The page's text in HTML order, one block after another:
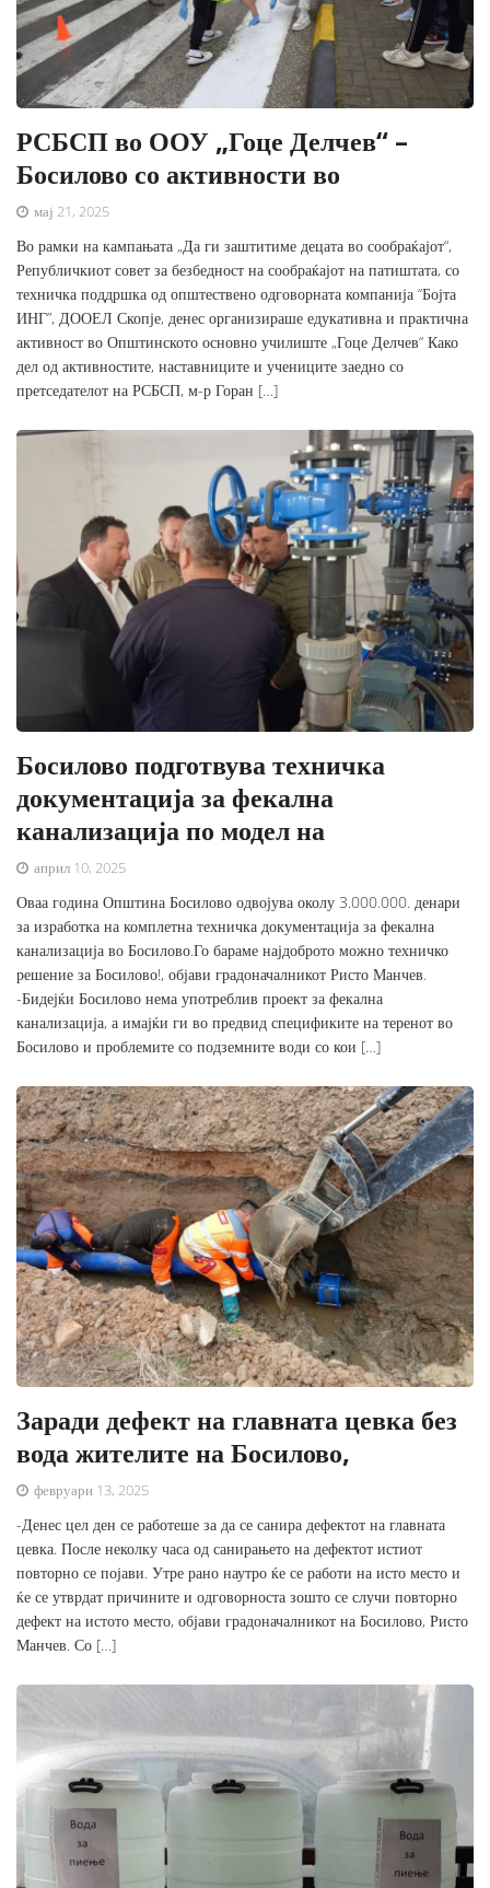
РСБСП во ООУ „Гоце Делчев“ –
Босилово со активности во
мај 21, 2025
Во рамки на кампањата „Да ги заштитиме децата во сообраќајот“,
Републичкиот совет за безбедност на сообраќајот на патиштата, со
техничка поддршка од општествено одговорната компанија “Бојта
ИНГ”, ДООЕЛ Скопје, денес организираше едукативна и практична
активност во Општинското основно училиште „Гоце Делчев“ Како
дел од активностите, наставниците и учениците заедно со
претседателот на РСБСП, м-р Горан […]
Босилово подготвува техничка
документација за фекална
канализација по модел на
април 10, 2025
Оваа година Општина Босилово одвојува околу 3.000.000. денари
за изработка на комплетна техничка документација за фекална
канализација во Босилово.Го бараме најдоброто можно техничко
решение за Босилово!, објави градоначалникот Ристо Манчев.
-Бидејќи Босилово нема употреблив проект за фекална
канализација, а имајќи ги во предвид спецификите на теренот во
Босилово и проблемите со подземните води со кои […]
Заради дефект на главната цевка без
вода жителите на Босилово,
февруари 13, 2025
-Денес цел ден се работеше за да се санира дефектот на главната
цевка. После неколку часа од санирањето на дефектот истиот
повторно се појави. Утре рано наутро ќе се работи на исто место и
ќе се утврдат причините и одговорноста зошто се случи повторно
дефект на истото место, објави градоначалникот на Босилово, Ристо
Манчев. Со […]